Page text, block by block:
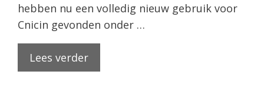
hebben nu een volledig nieuw gebruik voor
Cnicin gevonden onder …
Lees verder